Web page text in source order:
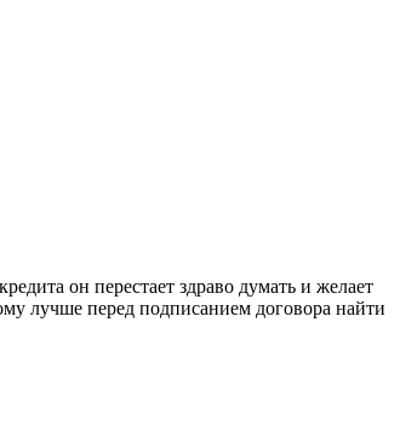
он перестает здраво думать и желает
лучше перед подписанием договора найти